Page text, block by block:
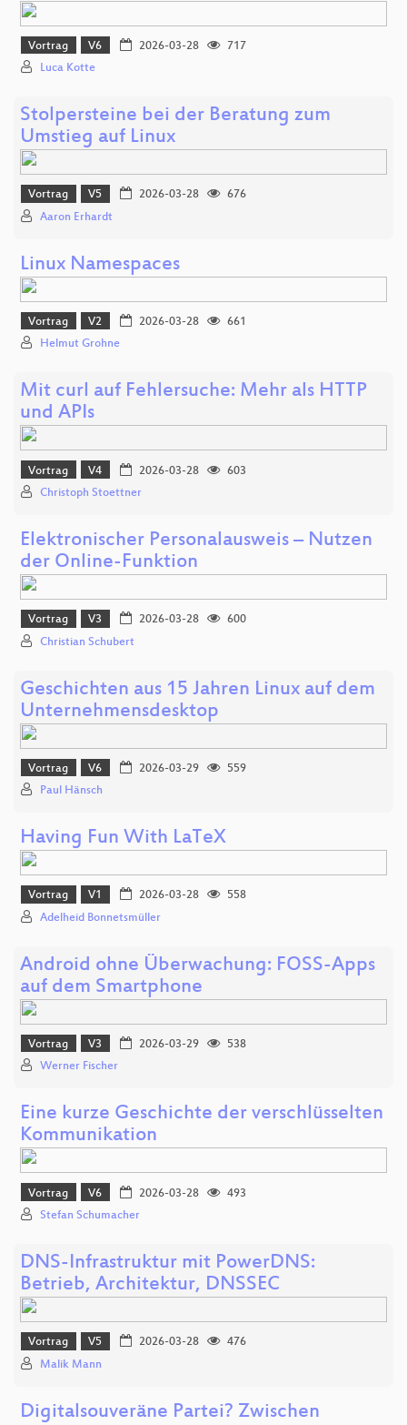
Vortrag V6 2026-03-28
717
Luca Kotte
Stolpersteine bei der Beratung zum
Umstieg auf Linux
Vortrag V5 2026-03-28
676
Aaron Erhardt
Linux Name­spaces
Vortrag V2 2026-03-28
661
Helmut Grohne
Mit curl auf Fehlersuche: Mehr als HTTP
und APIs
Vortrag V4 2026-03-28
603
Christoph Stoettner
Elektronischer Personalausweis – Nutzen
der Online‑Funktion
Vortrag V3 2026-03-28
600
Christian Schubert
Geschichten aus 15 Jahren Linux auf dem
Unternehmensdesktop
Vortrag V6 2026-03-29
559
Paul Hänsch
Having Fun With LaTeX
Vortrag V1 2026-03-28
558
Adelheid Bonnetsmüller
Android ohne Überwachung: FOSS-Apps
auf dem Smartphone
Vortrag V3 2026-03-29
538
Werner Fischer
Eine kurze Geschichte der verschlüsselten
Kommunikation
Vortrag V6 2026-03-28
493
Stefan Schumacher
DNS-Infrastruktur mit PowerDNS:
Betrieb, Architektur, DNSSEC
Vortrag V5 2026-03-28
476
Malik Mann
Digitalsouveräne Partei? Zwischen